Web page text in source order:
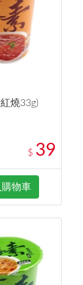
燒33g)
$ 39
購物車